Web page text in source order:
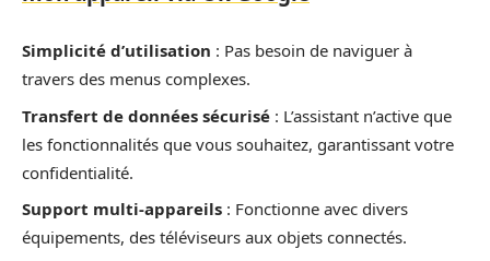
Simplicité d’utilisation : Pas besoin de naviguer à
travers des menus complexes.
Transfert de données sécurisé : L’assistant n’active que
les fonctionnalités que vous souhaitez, garantissant votre
confidentialité.
Support multi-appareils : Fonctionne avec divers
équipements, des téléviseurs aux objets connectés.